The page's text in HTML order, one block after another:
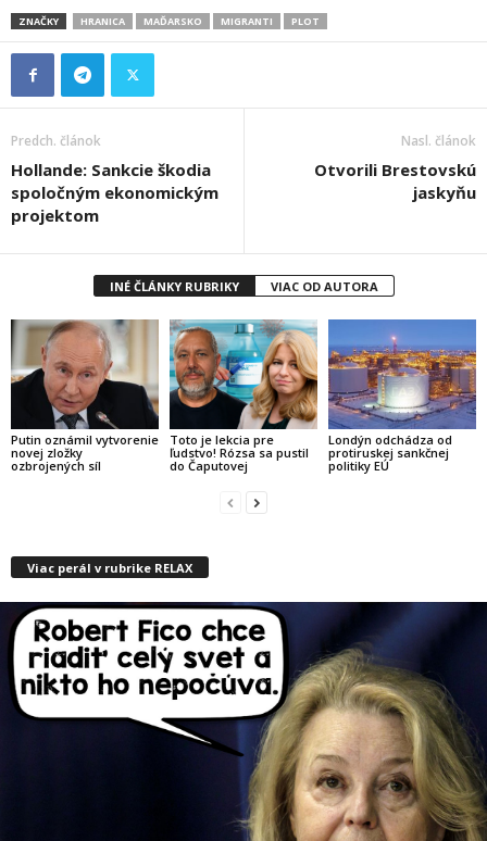
ZNAČKY HRANICA MAĎARSKO MIGRANTI PLOT
Predch. článok
Hollande: Sankcie škodia
spoločným ekonomickým
projektom
Nasl. článok
Otvorili Brestovskú
jaskyňu
INÉ ČLÁNKY RUBRIKY VIAC OD AUTORA
Putin oznámil vytvorenie
novej zložky
ozbrojených síl
Toto je lekcia pre
ľudstvo! Rózsa sa pustil
do Čaputovej
Londýn odchádza od
protiruskej sankčnej
politiky EÚ
Viac perál v rubrike RELAX